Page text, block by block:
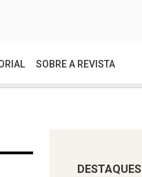
SOBRE A REVISTA
DESTAQUES